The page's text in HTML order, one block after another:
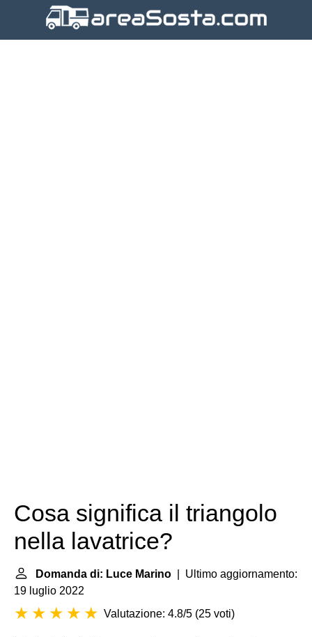
Cosa significa il triangolo
nella lavatrice?
Domanda di: Luce Marino | Ultimo aggiornamento:
19 luglio 2022
Valutazione: 4.8/5 (25 voti)